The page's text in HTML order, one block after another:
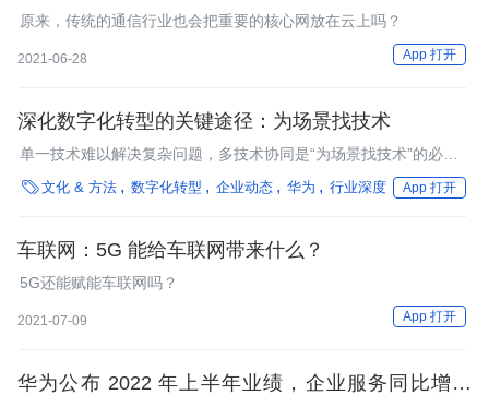
原来，传统的通信行业也会把重要的核心网放在云上吗？
2021-06-28 App 打开
深化数字化转型的关键途径：为场景找技术
单一技术难以解决复杂问题，多技术协同是“为场景找技术”的必选
项。
文化 & 方法 数字化转型 企业动态 华为 行业深度 App 打开
车联网：5G 能给车联网带来什么？
5G还能赋能车联网吗？
2021-07-09 App 打开
华为公布 2022 年上半年业绩，企业服务同比增长